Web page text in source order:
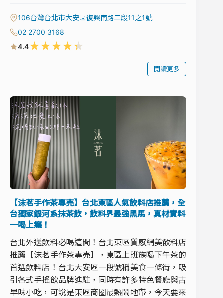
106台灣台北市大安區復興南路二段11之1號
02 2700 3168
4.4★★★★★
閱讀更多
【沫茗手作茶專売】台北東區人氣飲料店推薦，全
台獨家銀河系抹茶飲，飲料界最強黑馬，真材實料
一喝上癮！
台北外送飲料必喝這間！台北東區質感網美飲料店
推薦【沫茗手作茶專売】，東區上班族喝下午茶的
首選飲料店！台北大安區一段號稱美食一條街，吸
引各式手搖飲品牌進駐，同時有許多特色餐廳與古
早味小吃，可說是東區商圈最熱鬧地帶，今天要來